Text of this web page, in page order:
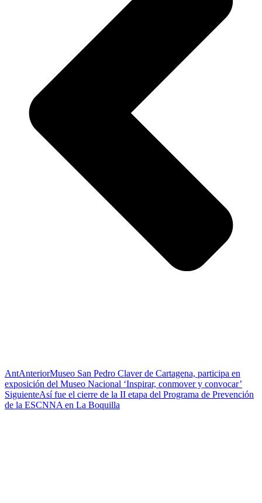
AntAnteriorMuseo San Pedro Claver de Cartagena, participa en
exposición del Museo Nacional ‘Inspirar, conmover y convocar’
SiguienteAsí fue el cierre de la II etapa del Programa de Prevención
de la ESCNNA en La Boquilla